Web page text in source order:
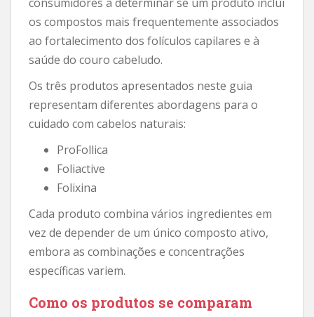
os compostos mais frequentemente associados
ao fortalecimento dos folículos capilares e à
saúde do couro cabeludo.
Os três produtos apresentados neste guia
representam diferentes abordagens para o
cuidado com cabelos naturais:
ProFollica
Foliactive
Folixina
Cada produto combina vários ingredientes em
vez de depender de um único composto ativo,
embora as combinações e concentrações
específicas variem.
Como os produtos se comparam